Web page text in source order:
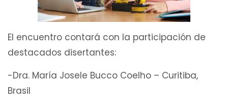
El encuentro contará con la participación de
destacados disertantes:
-Dra. María Josele Bucco Coelho – Curitiba,
Brasil